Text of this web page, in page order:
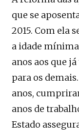
que se
2015. Com ela
a idade
anos aos que
para os
anos,
anos de
Estado